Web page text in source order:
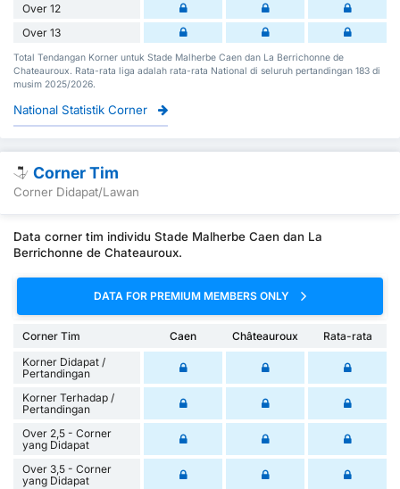
Over 12
Over 13
Total Tendangan Korner untuk Stade Malherbe Caen dan La Berrichonne de
Chateauroux. Rata-rata liga adalah rata-rata National di seluruh pertandingan 183 di
musim 2025/2026.
National Statistik Corner
Corner Tim
Corner Didapat/Lawan
Data corner tim individu Stade Malherbe Caen dan La
Berrichonne de Chateauroux.
DATA FOR PREMIUM MEMBERS ONLY
Corner Tim Caen Châteauroux
Rata-rata
Korner Didapat /
Pertandingan
Korner Terhadap /
Pertandingan
Over 2,5 - Corner
yang Didapat
Over 3,5 - Corner
yang Didapat